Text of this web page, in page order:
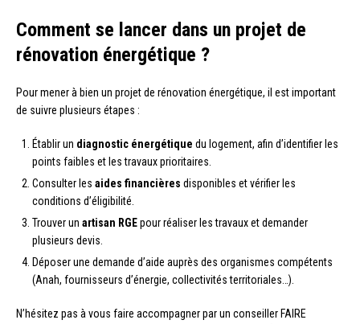
Comment se lancer dans un projet de
rénovation énergétique ?
Pour mener à bien un projet de rénovation énergétique, il est important
de suivre plusieurs étapes :
Établir un diagnostic énergétique du logement, afin d’identifier les
points faibles et les travaux prioritaires.
Consulter les aides financières disponibles et vérifier les
conditions d’éligibilité.
Trouver un artisan RGEpour réaliser les travaux et demander
plusieurs devis.
Déposer une demande d’aide auprès des organismes compétents
(Anah, fournisseurs d’énergie, collectivités territoriales…).
N’hésitez pas à vous faire accompagner par un conseiller FAIRE